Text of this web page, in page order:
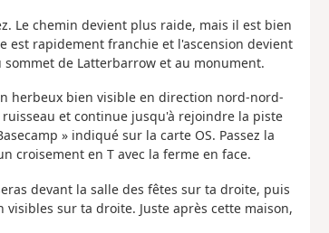
Le chemin devient plus raide, mais il est bien
est rapidement franchie et l'ascension devient
de Latterbarrow et au monument.
herbeux bien visible en direction nord-nord-
et continue jusqu'à rejoindre la piste
» indiqué sur la carte OS. Passez la
croisement en T avec la ferme en face.
devant la salle des fêtes sur ta droite, puis
sur ta droite. Juste après cette maison,